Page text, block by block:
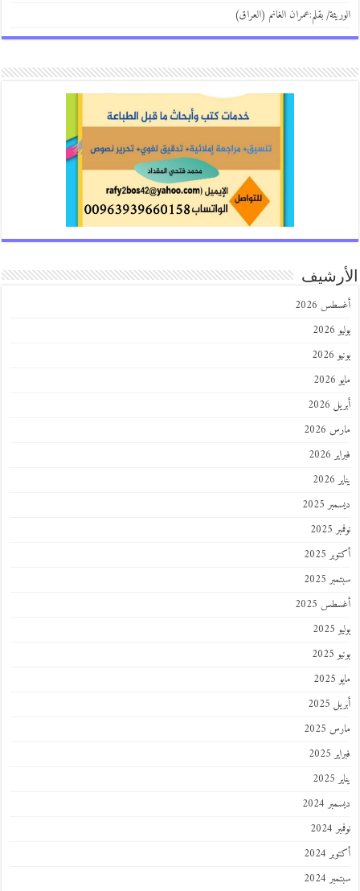
الوريثة/ بقلم:عمران الغانم (العراق)
الأرشيف
أغسطس 2026
يوليو 2026
يونيو 2026
مايو 2026
أبريل 2026
مارس 2026
فبراير 2026
يناير 2026
ديسمبر 2025
نوفمبر 2025
أكتوبر 2025
سبتمبر 2025
أغسطس 2025
يوليو 2025
يونيو 2025
مايو 2025
أبريل 2025
مارس 2025
فبراير 2025
يناير 2025
ديسمبر 2024
نوفمبر 2024
أكتوبر 2024
سبتمبر 2024